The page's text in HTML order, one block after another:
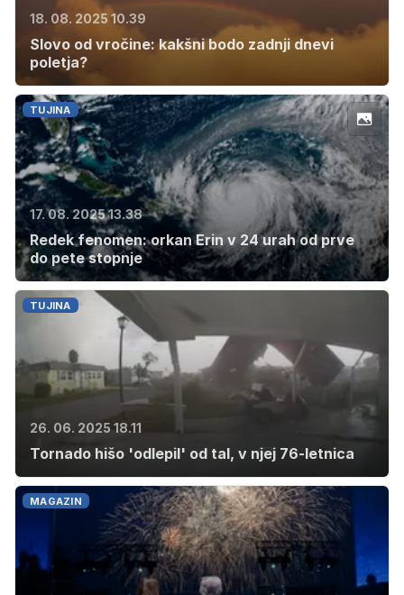
18. 08. 2025 10.39
Slovo od vročine: kakšni bodo zadnji dnevi
poletja?
TUJINA
17. 08. 2025 13.38
Redek fenomen: orkan Erin v 24 urah od prve
do pete stopnje
TUJINA
26. 06. 2025 18.11
Tornado hišo 'odlepil' od tal, v njej 76-letnica
MAGAZIN